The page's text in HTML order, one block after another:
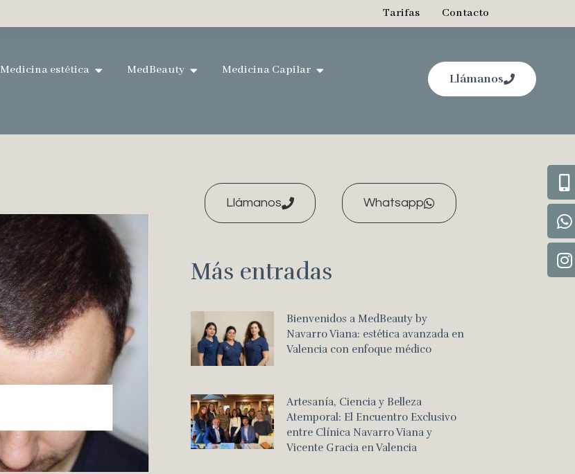
Tarifas Contacto
Medicina estética MedBeauty
Medicina Capilar
Llámanos
Llámanos Whatsapp
Más entradas
Bienvenidos a MedBeauty by
Navarro Viana: estética avanzada en
Valencia con enfoque médico
Artesanía, Ciencia y Belleza
Atemporal: El Encuentro Exclusivo
entre Clínica Navarro Viana y
Vicente Gracia en Valencia